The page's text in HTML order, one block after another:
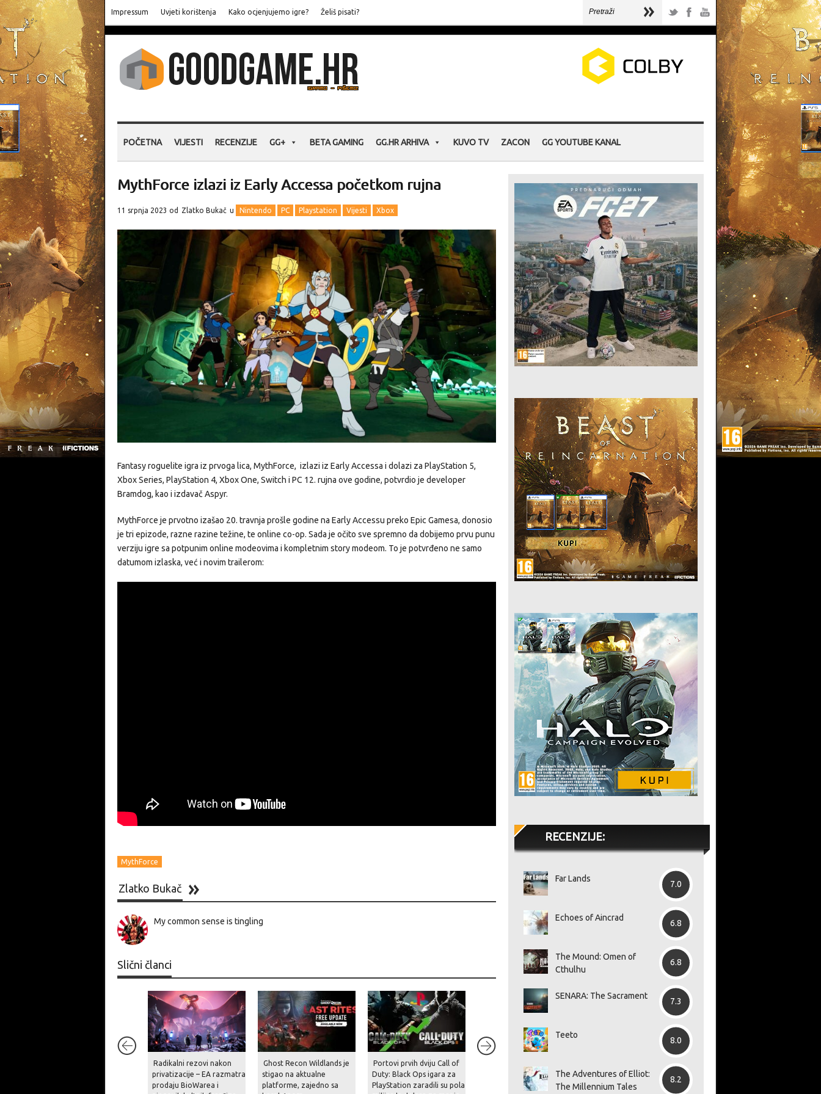
Impressum Uvjeti korištenja Kako ocjenjujemo igre? Želiš pisati?
POČETNA VIJESTI RECENZIJE GG+ BETA GAMING GG.HR ARHIVA KUVO TV ZACON GG YOUTUBE KANAL
MythForce izlazi iz Early Accessa početkom rujna
11 srpnja 2023 od Zlatko Bukač u Nintendo PC Playstation Vijesti Xbox
Fantasy roguelite igra iz prvoga lica, MythForce, izlazi iz Early Accessa i dolazi za PlayStation 5,
Xbox Series, PlayStation 4, Xbox One, Switch i PC 12. rujna ove godine, potvrdio je developer
Bramdog, kao i izdavač Aspyr.
MythForce je prvotno izašao 20. travnja prošle godine na Early Accessu preko Epic Gamesa, donosio
je tri epizode, razne razine težine, te online co-op. Sada je očito sve spremno da dobijemo prvu punu
verziju igre sa potpunim online modeovima i kompletnim story modeom. To je potvrđeno ne samo
datumom izlaska, već i novim trailerom:
MythForce
Zlatko Bukač
My common sense is tingling
Slični članci
Radikalni rezovi nakon
privatizacije – EA razmatra
prodaju BioWarea i
Ghost Recon Wildlands je
stigao na aktualne
platforme, zajedno sa
Portovi prvih dviju Call of
Duty: Black Ops igara za
PlayStation zaradili su pola
prekinuo šutnju – prošireni
prikaz za GTA VI stiže
Remakea o ukidanju
diskova: „bila bi prava šteta
RECENZIJE:
Far Lands
7.0
Echoes of Aincrad
6.8
The Mound: Omen of
Cthulhu
6.8
SENARA: The Sacrament
7.3
Teeto
8.0
The Adventures of Elliot:
The Millennium Tales
8.2